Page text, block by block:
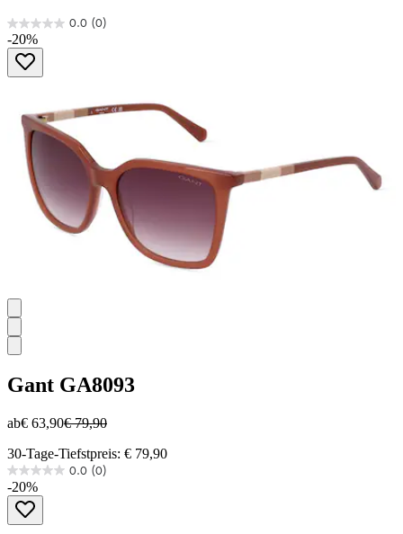
0.0 (0)
0.0
von
Sternen.
-20%
Gant GA8093
ab€ 63,90€ 79,90
30-Tage-Tiefstpreis: € 79,90
0.0 (0)
0.0
von
Sternen.
-20%